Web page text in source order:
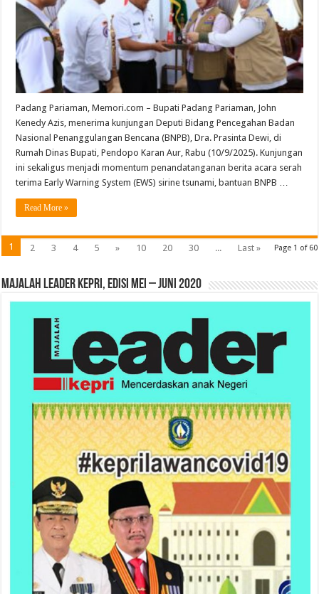
Sangat
Apresiasi
dan
Terimakasih
Padang Pariaman, Memori.com – Bupati Padang Pariaman, John
Kenedy Azis, menerima kunjungan Deputi Bidang Pencegahan Badan
Nasional Penanggulangan Bencana (BNPB), Dra. Prasinta Dewi, di
Rumah Dinas Bupati, Pendopo Karan Aur, Rabu (10/9/2025). Kunjungan
ini sekaligus menjadi momentum penandatanganan berita acara serah
terima Early Warning System (EWS) sirine tsunami, bantuan BNPB …
Read More »
Page 1 of 60
1 2 3 4 5 » 10 20 30 ... Last »
MAJALAH LEADER KEPRI, EDISI MEI – JUNI 2020